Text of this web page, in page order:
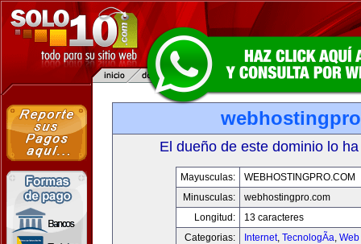
El dueño de este dominio lo
Mayusculas:
WEBHOSTINGPRO.COM
Minusculas:
webhostingpro.com
Longitud:
13 caracteres
Categorias:
Internet, TecnologÃ­a,